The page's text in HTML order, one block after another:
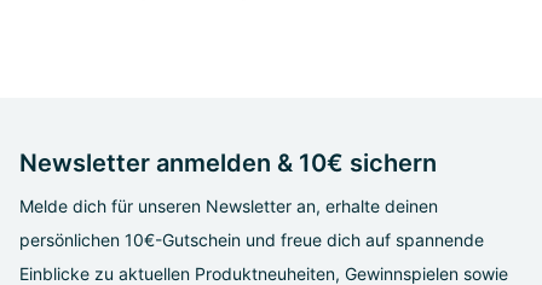
Newsletter anmelden & 10€ sichern
Melde dich für unseren Newsletter an, erhalte deinen
persönlichen 10€-Gutschein und freue dich auf spannende
Einblicke zu aktuellen Produktneuheiten, Gewinnspielen sowie